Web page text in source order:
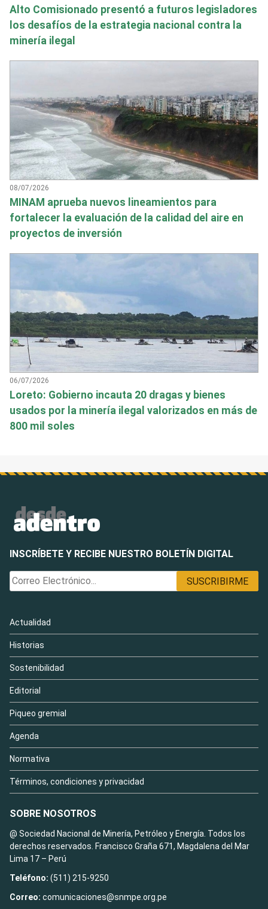
Alto Comisionado presentó a futuros legisladores
los desafíos de la estrategia nacional contra la
minería ilegal
08/07/2026
MINAM aprueba nuevos lineamientos para
fortalecer la evaluación de la calidad del aire en
proyectos de inversión
06/07/2026
Loreto: Gobierno incauta 20 dragas y bienes
usados por la minería ilegal valorizados en más de
800 mil soles
INSCRÍBETE Y RECIBE NUESTRO BOLETÍN DIGITAL
Actualidad
Historias
Sostenibilidad
Editorial
Piqueo gremial
Agenda
Normativa
Términos, condiciones y privacidad
SOBRE NOSOTROS
@ Sociedad Nacional de Minería, Petróleo y Energía. Todos los
derechos reservados. Francisco Graña 671, Magdalena del Mar
Lima 17 – Perú
Teléfono: (511) 215-9250
Correo: comunicaciones@snmpe.org.pe